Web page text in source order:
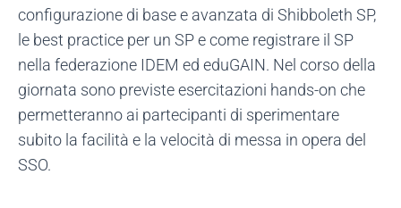
configurazione di base e avanzata di Shibboleth SP,
le best practice per un SP e come registrare il SP
nella federazione IDEM ed eduGAIN. Nel corso della
giornata sono previste esercitazioni hands-on che
permetteranno ai partecipanti di sperimentare
subito la facilità e la velocità di messa in opera del
SSO.